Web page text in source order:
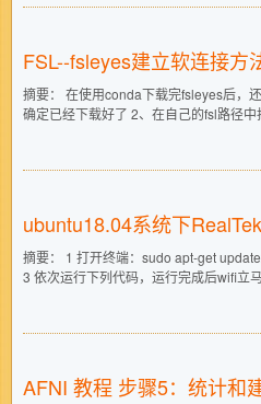
FSL--fsleyes建立软连接方
摘要： 在使用conda下载完fsleyes后，
确定已经下载好了 2、在自己的fsl路径
ubuntu18.04系统下
摘要： 1 打开终端：sudo apt-get
3 依次运行下列代码，运行完成后wifi立
AFNI 教程 步骤5：统计和